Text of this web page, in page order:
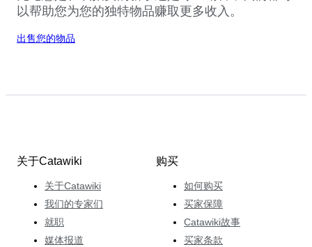
以帮助您为您的独特物品赚取更多收入。
出售您的物品
关于Catawiki
关于Catawiki
我们的专家们
就职
媒体报道
购买
如何购买
买家保障
Catawiki故事
买家条款